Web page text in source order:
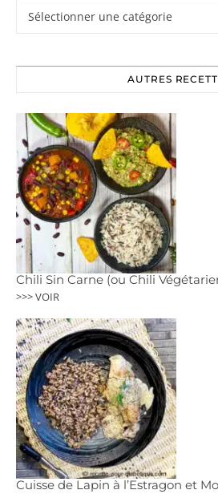
AUTRES
Chili Sin Carne (ou Chili
>>> VOIR
Cuisse de Lapin à l’Estragon et